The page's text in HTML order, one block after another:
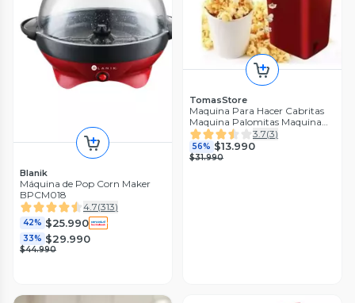
Blanik
Máquina de Pop Corn Maker
BPCM018
4.7(313)
42% $25.990
33% $29.990
$44.990
TomasStore
Maquina Para Hacer Cabritas
Maquina Palomitas Maquina
Popcorn
3.7(3)
56% $13.990
$31.990